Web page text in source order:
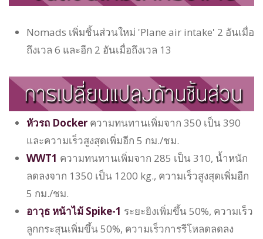
Nomads เพิ่มชิ้นส่วนใหม่ 'Plane air intake' 2 อันเมื่อ
ถึงเวล 6 และอีก 2 อันเมื่อถึงเวล 13
หัวรถ Docker ความทนทานเพิ่มจาก 350 เป็น 390
และความเร็วสูงสุดเพิ่มอีก 5 กม./ชม.
WWT1 ความทนทานเพิ่มจาก 285 เป็น 310, น้ำหนัก
ลดลงจาก 1350 เป็น 1200 kg., ความเร็วสูงสุดเพิ่มอีก
5 กม./ชม.
อาวุธ หน้าไม้ Spike-1 ระยะยิงเพิ่มขึ้น 50%, ความเร็ว
ลูกกระสุนเพิ่มขึ้น 50%, ความเร็วการรีโหลดลดลง